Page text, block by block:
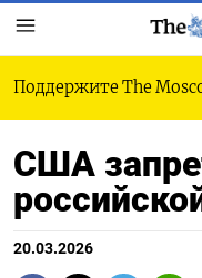
Поддержите The
США
20.03.2026